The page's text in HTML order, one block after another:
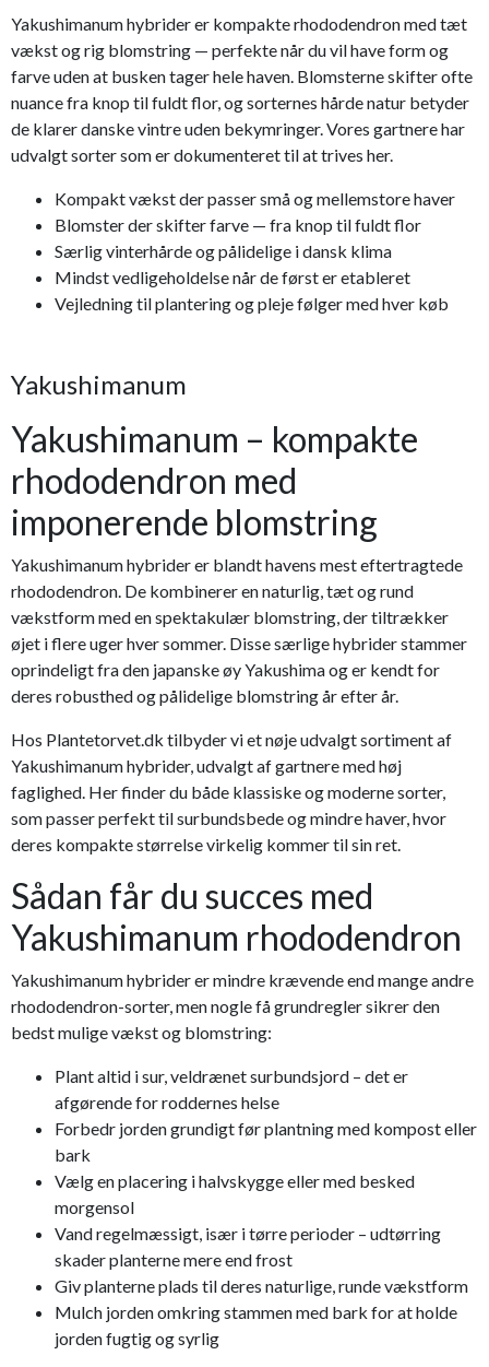
Yakushimanum hybrider er kompakte rhododendron med tæt
vækst og rig blomstring — perfekte når du vil have form og
farve uden at busken tager hele haven. Blomsterne skifter ofte
nuance fra knop til fuldt flor, og sorternes hårde natur betyder
de klarer danske vintre uden bekymringer. Vores gartnere har
udvalgt sorter som er dokumenteret til at trives her.
Kompakt vækst der passer små og mellemstore haver
Blomster der skifter farve — fra knop til fuldt flor
Særlig vinterhårde og pålidelige i dansk klima
Mindst vedligeholdelse når de først er etableret
Vejledning til plantering og pleje følger med hver køb
Yakushimanum
Yakushimanum – kompakte
rhododendron med
imponerende blomstring
Yakushimanum hybrider er blandt havens mest eftertragtede
rhododendron. De kombinerer en naturlig, tæt og rund
vækstform med en spektakulær blomstring, der tiltrækker
øjet i flere uger hver sommer. Disse særlige hybrider stammer
oprindeligt fra den japanske øy Yakushima og er kendt for
deres robusthed og pålidelige blomstring år efter år.
Hos Plantetorvet.dk tilbyder vi et nøje udvalgt sortiment af
Yakushimanum hybrider, udvalgt af gartnere med høj
faglighed. Her finder du både klassiske og moderne sorter,
som passer perfekt til surbundsbede og mindre haver, hvor
deres kompakte størrelse virkelig kommer til sin ret.
Sådan får du succes med
Yakushimanum rhododendron
Yakushimanum hybrider er mindre krævende end mange andre
rhododendron-sorter, men nogle få grundregler sikrer den
bedst mulige vækst og blomstring:
Plant altid i sur, veldrænet surbundsjord – det er
afgørende for roddernes helse
Forbedr jorden grundigt før plantning med kompost eller
bark
Vælg en placering i halvskygge eller med besked
morgensol
Vand regelmæssigt, især i tørre perioder – udtørring
skader planterne mere end frost
Giv planterne plads til deres naturlige, runde vækstform
Mulch jorden omkring stammen med bark for at holde
jorden fugtig og syrlig